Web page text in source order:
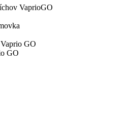
VaprioGO
GO
GO